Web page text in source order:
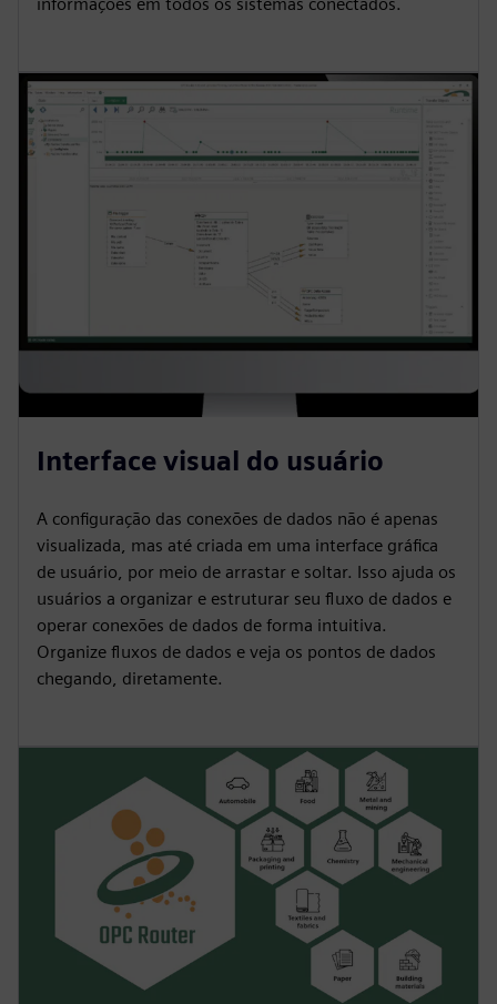
Interface visual do usuário
A configuração das conexões de dados não é apenas
visualizada, mas até criada em uma interface gráfica
de usuário, por meio de arrastar e soltar. Isso ajuda os
usuários a organizar e estruturar seu fluxo de dados e
operar conexões de dados de forma intuitiva.
Organize fluxos de dados e veja os pontos de dados
chegando, diretamente.